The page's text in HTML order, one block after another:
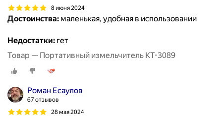
8 июня 2024
Достоинства: маленькая, удобная в использовании
Недостатки: гет
Товар — Портативный измельчитель КТ-3089
Роман Есаулов
67 отзывов
28 мая 2024